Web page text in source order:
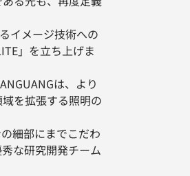
イメージ技術への
」を立ち上げま
は、より
を拡張する照明の
細部にまでこだわ
な研究開発チーム